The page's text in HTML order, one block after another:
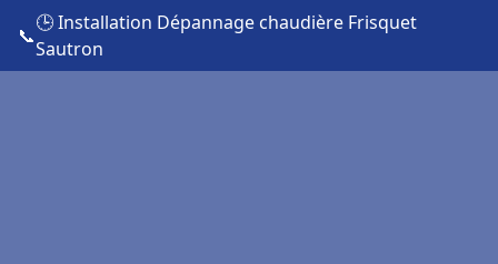
📞
🕒 Installation Dépannage chaudière Frisquet
Sautron